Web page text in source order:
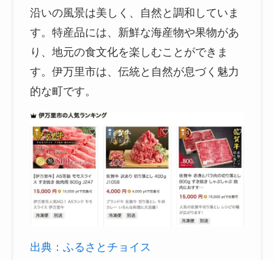
沿いの風景は美しく、自然と調和していま
す。特産品には、新鮮な海産物や果物があ
り、地元の食文化を楽しむことができま
す。伊万里市は、伝統と自然が息づく魅力
的な町です。
出典：ふるさとチョイス